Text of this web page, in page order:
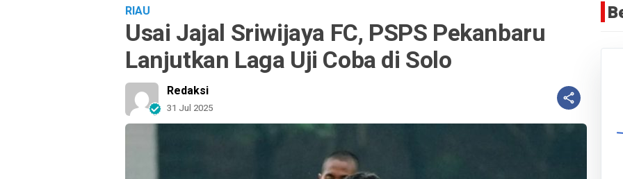
RIAU
Usai Jajal Sriwijaya FC, PSPS Pekanbaru
Lanjutkan Laga Uji Coba di Solo
Redaksi
31 Jul 2025